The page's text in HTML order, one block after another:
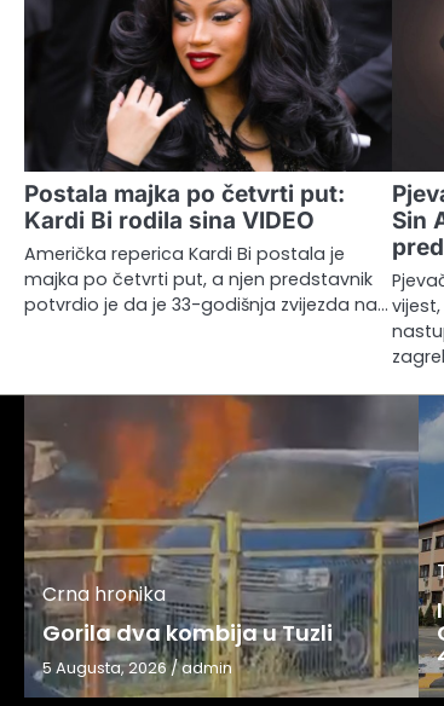
Postala majka po četvrti put:
Kardi Bi rodila sina VIDEO
Američka reperica Kardi Bi postala je
majka po četvrti put, a njen predstavnik
potvrdio je da je 33-godišnja zvijezda na…
Sin
Crna hronika
Gorila dva kombija u Tuzli
5 Augusta, 2026/admin